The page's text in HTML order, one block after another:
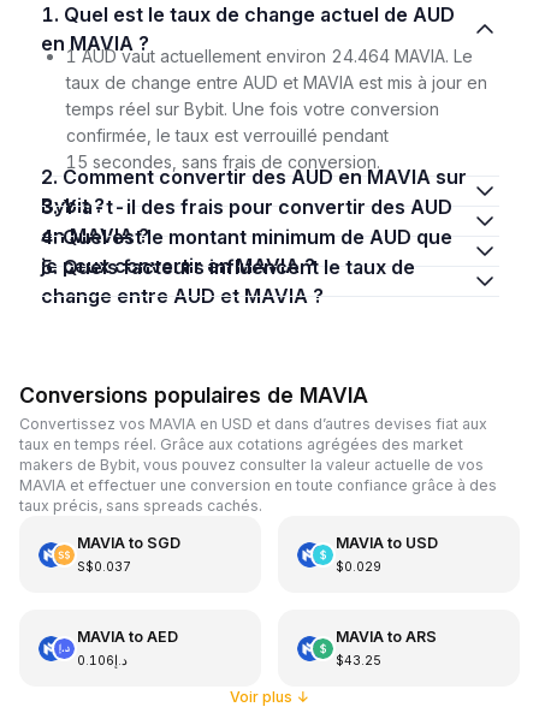
1. Quel est le taux de change actuel de AUD
en MAVIA ?
1 AUD vaut actuellement environ 24.464 MAVIA. Le
taux de change entre AUD et MAVIA est mis à jour en
temps réel sur Bybit. Une fois votre conversion
confirmée, le taux est verrouillé pendant
15 secondes, sans frais de conversion.
2. Comment convertir des AUD en MAVIA sur
Bybit ?
3. Y a-t-il des frais pour convertir des AUD
en MAVIA ?
4. Quel est le montant minimum de AUD que
je peux convertir en MAVIA ?
5. Quels facteurs influencent le taux de
change entre AUD et MAVIA ?
Conversions populaires de MAVIA
Convertissez vos MAVIA en USD et dans d’autres devises fiat aux
taux en temps réel. Grâce aux cotations agrégées des market
makers de Bybit, vous pouvez consulter la valeur actuelle de vos
MAVIA et effectuer une conversion en toute confiance grâce à des
taux précis, sans spreads cachés.
MAVIAto SGD
S$0.037
MAVIAto USD
$0.029
MAVIAto AED
د.إ0.106
MAVIAto ARS
$43.25
Voir plus ↓